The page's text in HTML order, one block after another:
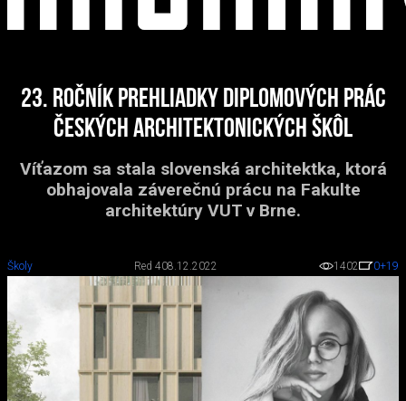
23. ročník Prehliadky diplomových prác
českých architektonických škôl
Víťazom sa stala slovenská architektka, ktorá
obhajovala záverečnú prácu na Fakulte
architektúry VUT v Brne.
Školy Red 408.12.2022 1402 0+19